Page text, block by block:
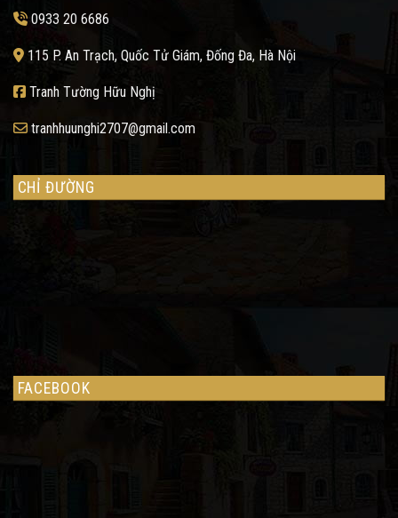
0933 20 6686
115 P. An Trạch, Quốc Tử Giám, Đống Đa, Hà Nội
Tranh Tường Hữu Nghị
tranhhuunghi2707@gmail.com
CHỈ ĐƯỜNG
FACEBOOK